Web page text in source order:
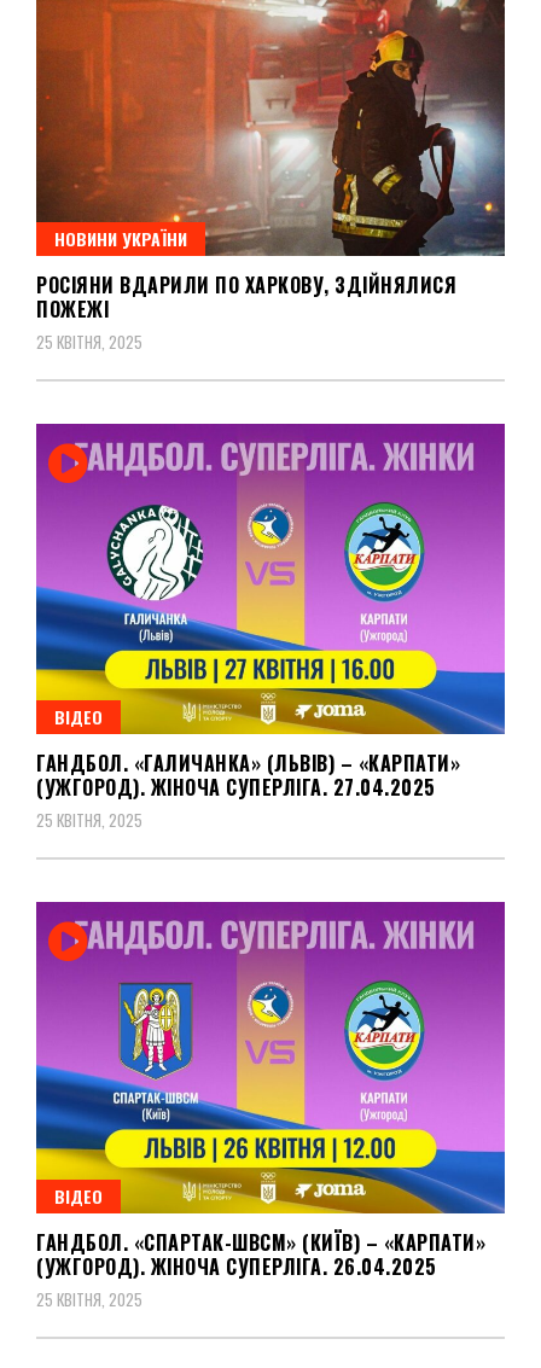
НОВИНИ УКРАЇНИ
РОСІЯНИ ВДАРИЛИ ПО ХАРКОВУ, ЗДІЙНЯЛИСЯ
ПОЖЕЖІ
25 КВІТНЯ, 2025
ВІДЕО
ГАНДБОЛ. «ГАЛИЧАНКА» (ЛЬВІВ) – «КАРПАТИ»
(УЖГОРОД). ЖІНОЧА СУПЕРЛІГА. 27.04.2025
25 КВІТНЯ, 2025
ВІДЕО
ГАНДБОЛ. «СПАРТАК-ШВСМ» (КИЇВ) – «КАРПАТИ»
(УЖГОРОД). ЖІНОЧА СУПЕРЛІГА. 26.04.2025
25 КВІТНЯ, 2025